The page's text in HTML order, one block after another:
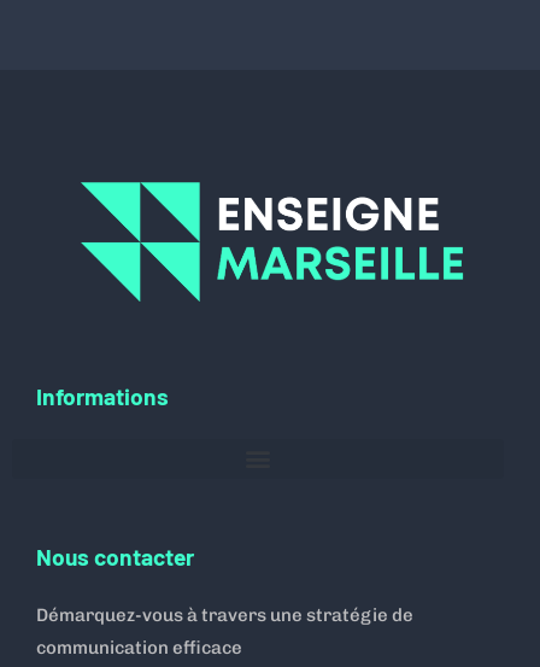
Informations
Nous contacter
Démarquez-vous à travers une stratégie de
communication efficace